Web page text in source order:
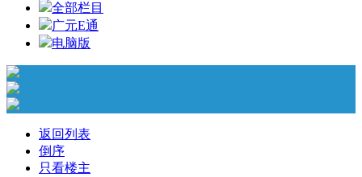
全部栏目
广元E通
电脑版
返回列表
倒序
只看楼主